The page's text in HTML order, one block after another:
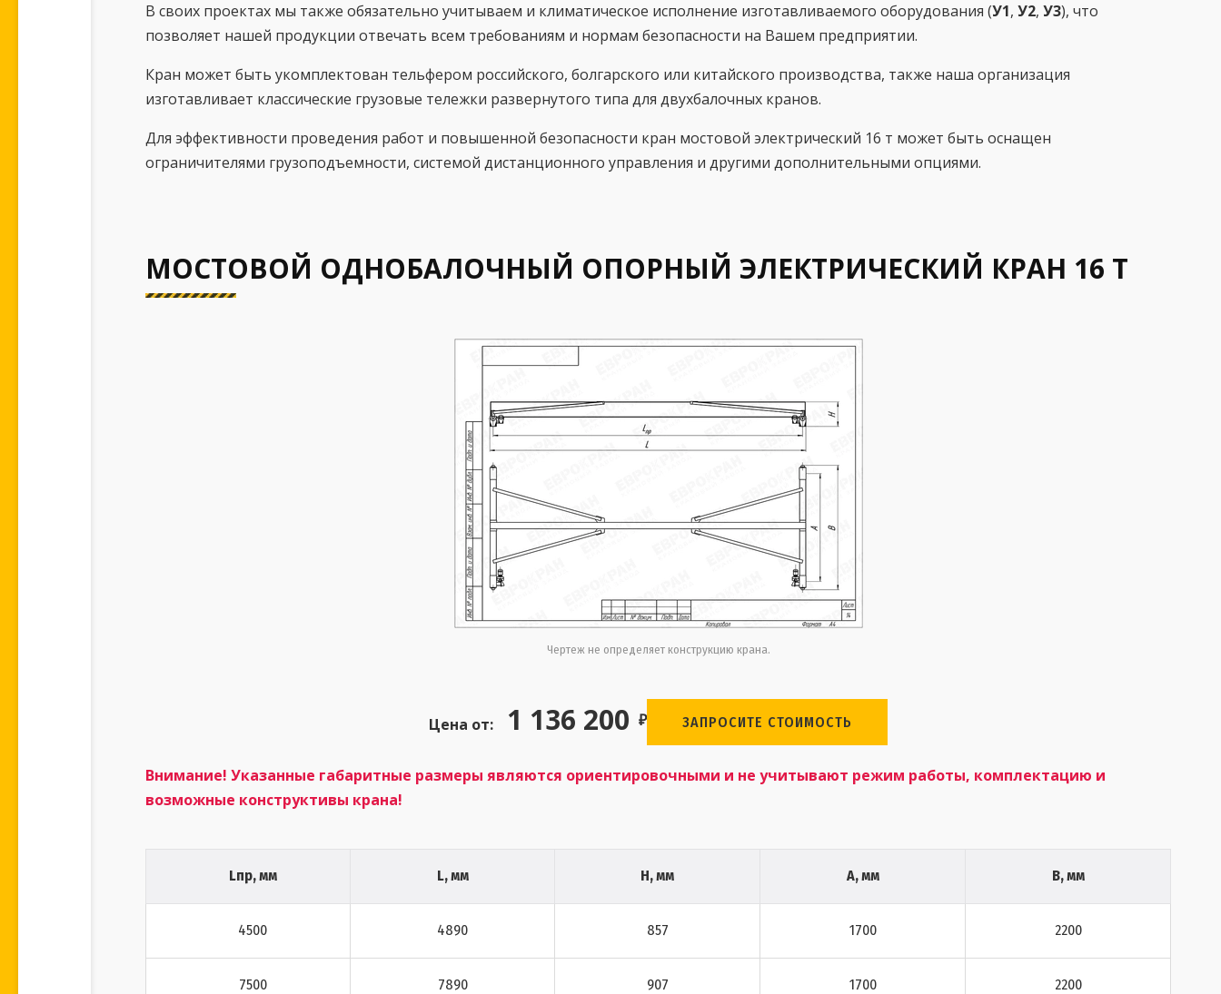
В своих проектах мы также обязательно учитываем и климатическое исполнение изготавливаемого оборудования (У1, У2, У3), что
позволяет нашей продукции отвечать всем требованиям и нормам безопасности на Вашем предприятии.
Кран может быть укомплектован тельфером российского, болгарского или китайского производства, также наша организация
изготавливает классические грузовые тележки развернутого типа для двухбалочных кранов.
Для эффективности проведения работ и повышенной безопасности кран мостовой электрический 16 т может быть оснащен
ограничителями грузоподъемности, системой дистанционного управления и другими дополнительными опциями.
МОСТОВОЙ ОДНОБАЛОЧНЫЙ ОПОРНЫЙ ЭЛЕКТРИЧЕСКИЙ КРАН 16 Т
Чертеж не определяет конструкцию крана.
Цена от: 1 136 200 ₽ ЗАПРОСИТЕ СТОИМОСТЬ
Внимание! Указанные габаритные размеры являются ориентировочными и не учитывают режим работы, комплектацию и
возможные конструктивы крана!
Lпр, мм L, мм H, мм А, мм В, мм
4500 4890 857 1700 2200
7500 7890 907 1700 2200